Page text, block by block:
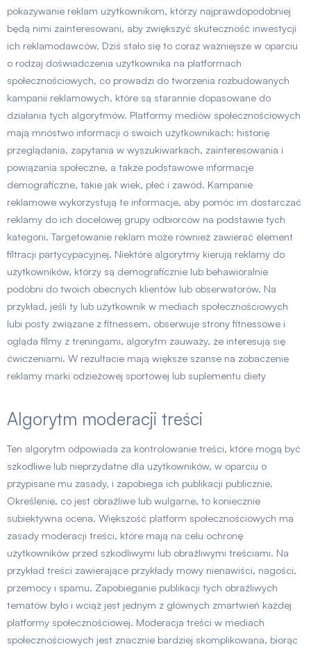
pokazywanie reklam użytkownikom, którzy najprawdopodobniej
będą nimi zainteresowani, aby zwiększyć skuteczność inwestycji
ich reklamodawców. Dziś stało się to coraz ważniejsze w oparciu
o rodzaj doświadczenia użytkownika na platformach
społecznościowych, co prowadzi do tworzenia rozbudowanych
kampanii reklamowych, które są starannie dopasowane do
działania tych algorytmów. Platformy mediów społecznościowych
mają mnóstwo informacji o swoich użytkownikach: historię
przeglądania, zapytania w wyszukiwarkach, zainteresowania i
powiązania społeczne, a także podstawowe informacje
demograficzne, takie jak wiek, płeć i zawód. Kampanie
reklamowe wykorzystują te informacje, aby pomóc im dostarczać
reklamy do ich docelowej grupy odbiorców na podstawie tych
kategorii. Targetowanie reklam może również zawierać element
filtracji partycypacyjnej. Niektóre algorytmy kierują reklamy do
użytkowników, którzy są demograficznie lub behawioralnie
podobni do twoich obecnych klientów lub obserwatorów. Na
przykład, jeśli ty lub użytkownik w mediach społecznościowych
lubi posty związane z fitnessem, obserwuje strony fitnessowe i
ogląda filmy z treningami, algorytm zauważy, że interesują się
ćwiczeniami. W rezultacie mają większe szanse na zobaczenie
reklamy marki odzieżowej sportowej lub suplementu diety
Algorytm moderacji treści
Ten algorytm odpowiada za kontrolowanie treści, które mogą być
szkodliwe lub nieprzydatne dla użytkowników, w oparciu o
przypisane mu zasady, i zapobiega ich publikacji publicznie.
Określenie, co jest obraźliwe lub wulgarne, to koniecznie
subiektywna ocena. Większość platform społecznościowych ma
zasady moderacji treści, które mają na celu ochronę
użytkowników przed szkodliwymi lub obraźliwymi treściami. Na
przykład treści zawierające przykłady mowy nienawiści, nagości,
przemocy i spamu. Zapobieganie publikacji tych obraźliwych
tematów było i wciąż jest jednym z głównych zmartwień każdej
platformy społecznościowej. Moderacja treści w mediach
społecznościowych jest znacznie bardziej skomplikowana, biorąc